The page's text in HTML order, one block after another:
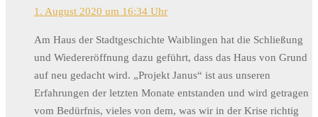
1. August 2020 um 16:34 Uhr
Am Haus der Stadtgeschichte Waiblingen hat die Schließung
und Wiedereröffnung dazu geführt, dass das Haus von Grund
auf neu gedacht wird. „Projekt Janus“ ist aus unseren
Erfahrungen der letzten Monate entstanden und wird getragen
vom Bedürfnis, vieles von dem, was wir in der Krise richtig